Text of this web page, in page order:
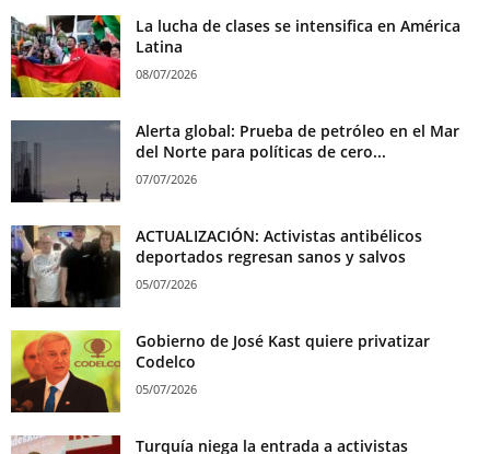
La lucha de clases se intensifica en América
Latina
08/07/2026
Alerta global: Prueba de petróleo en el Mar
del Norte para políticas de cero...
07/07/2026
ACTUALIZACIÓN: Activistas antibélicos
deportados regresan sanos y salvos
05/07/2026
Gobierno de José Kast quiere privatizar
Codelco
05/07/2026
Turquía niega la entrada a activistas